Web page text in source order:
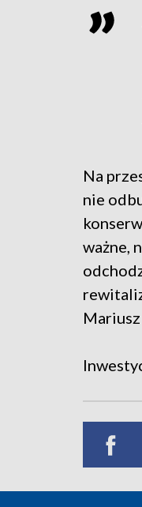
Na
nie
ważne,